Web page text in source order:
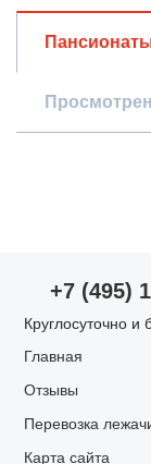
Опыт
Уход за
Питание
+7 (495)
Круглосуточно и
Главная
Отзывы
Перевозка
Карта сайта